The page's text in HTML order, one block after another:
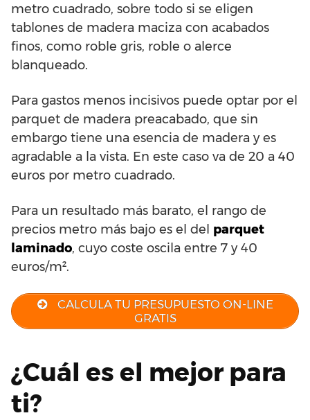
metro cuadrado, sobre todo si se eligen
tablones de madera maciza con acabados
finos, como roble gris, roble o alerce
blanqueado.
Para gastos menos incisivos puede optar por el
parquet de madera preacabado, que sin
embargo tiene una esencia de madera y es
agradable a la vista. En este caso va de 20 a 40
euros por metro cuadrado.
Para un resultado más barato, el rango de
precios metro más bajo es el del parquet
laminado, cuyo coste oscila entre 7 y 40
euros/m².
CALCULA TU PRESUPUESTO ON-LINE
GRATIS
¿Cuál es el mejor para
ti?